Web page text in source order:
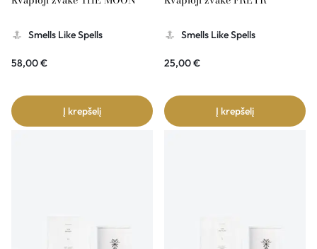
Smells Like Spells
58,00€
Į krepšelį
Smells Like Spells
25,00€
Į krepšelį